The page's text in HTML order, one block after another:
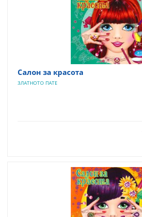
Салон за красота
ЗЛАТНОТО ПАТЕ